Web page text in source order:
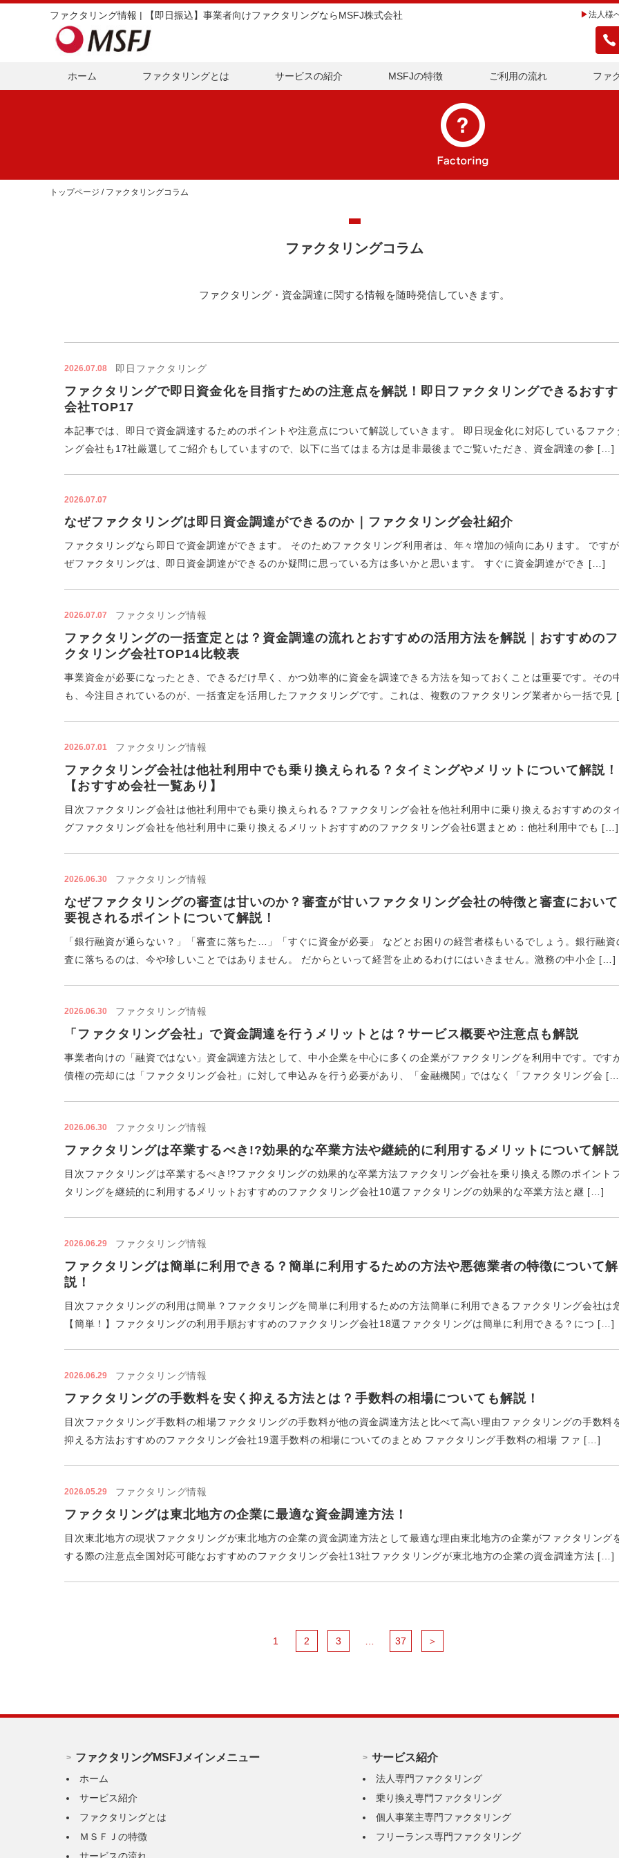
ファクタリング情報 | 【即日振込】事業者向けファクタリングならMSFJ株式会社 法人様
ホーム ファクタリングとは サービスの紹介 MSFJの特徴 ご利用の流れ ファ
トップページ / ファクタリングコラム
ファクタリングコラム
ファクタリング・資金調達に関する情報を随時発信していきます。
2026.07.08 即日ファクタリング
ファクタリングで即日資金化を目指すための注意点を解説！即日ファクタリングできるおす
会社TOP17
本記事では、即日で資金調達するためのポイントや注意点について解説していきます。 即日現金化に対応しているファク
ング会社も17社厳選してご紹介もしていますので、以下に当てはまる方は是非最後までご覧いただき、資金調達の参 […]
2026.07.07
なぜファクタリングは即日資金調達ができるのか｜ファクタリング会社紹介
ファクタリングなら即日で資金調達ができます。 そのためファクタリング利用者は、年々増加の傾向にあります。 です
ぜファクタリングは、即日資金調達ができるのか疑問に思っている方は多いかと思います。 すぐに資金調達ができ […]
2026.07.07 ファクタリング情報
ファクタリングの一括査定とは？資金調達の流れとおすすめの活用方法を解説｜おすすめの
クタリング会社TOP14比較表
事業資金が必要になったとき、できるだけ早く、かつ効率的に資金を調達できる方法を知っておくことは重要です。その
も、今注目されているのが、一括査定を活用したファクタリングです。これは、複数のファクタリング業者から一括で
2026.07.01 ファクタリング情報
ファクタリング会社は他社利用中でも乗り換えられる？タイミングやメリットについて解説！
【おすすめ会社一覧あり】
目次ファクタリング会社は他社利用中でも乗り換えられる？ファクタリング会社を他社利用中に乗り換えるおすすめのタ
グファクタリング会社を他社利用中に乗り換えるメリットおすすめのファクタリング会社6選まとめ：他社利用中でも […]
2026.06.30 ファクタリング情報
なぜファクタリングの審査は甘いのか？審査が甘いファクタリング会社の特徴と審査におい
要視されるポイントについて解説！
「銀行融資が通らない？」「審査に落ちた…」「すぐに資金が必要」 などとお困りの経営者様もいるでしょう。銀行融資
査に落ちるのは、今や珍しいことではありません。 だからといって経営を止めるわけにはいきません。激務の中小企 […]
2026.06.30 ファクタリング情報
「ファクタリング会社」で資金調達を行うメリットとは？サービス概要や注意点も解説
事業者向けの「融資ではない」資金調達方法として、中小企業を中心に多くの企業がファクタリングを利用中です。です
債権の売却には「ファクタリング会社」に対して申込みを行う必要があり、「金融機関」ではなく「ファクタリング会
2026.06.30 ファクタリング情報
ファクタリングは卒業するべき!?効果的な卒業方法や継続的に利用するメリットについて解説
目次ファクタリングは卒業するべき!?ファクタリングの効果的な卒業方法ファクタリング会社を乗り換える際のポイント
タリングを継続的に利用するメリットおすすめのファクタリング会社10選ファクタリングの効果的な卒業方法と継 […]
2026.06.29 ファクタリング情報
ファクタリングは簡単に利用できる？簡単に利用するための方法や悪徳業者の特徴について解
説！
目次ファクタリングの利用は簡単？ファクタリングを簡単に利用するための方法簡単に利用できるファクタリング会社は
【簡単！】ファクタリングの利用手順おすすめのファクタリング会社18選ファクタリングは簡単に利用できる？につ […]
2026.06.29 ファクタリング情報
ファクタリングの手数料を安く抑える方法とは？手数料の相場についても解説！
目次ファクタリング手数料の相場ファクタリングの手数料が他の資金調達方法と比べて高い理由ファクタリングの手数料
抑える方法おすすめのファクタリング会社19選手数料の相場についてのまとめ ファクタリング手数料の相場 ファ […]
2026.05.29 ファクタリング情報
ファクタリングは東北地方の企業に最適な資金調達方法！
目次東北地方の現状ファクタリングが東北地方の企業の資金調達方法として最適な理由東北地方の企業がファクタリング
する際の注意点全国対応可能なおすすめのファクタリング会社13社ファクタリングが東北地方の企業の資金調達方法 […]
1 2 3 37 ＞
ファクタリングMSFJメインメニュー
ホーム
サービス紹介
ファクタリングとは
ＭＳＦＪの特徴
サービス紹介
法人専門ファクタリング
乗り換え専門ファクタリング
個人事業主専門ファクタリング
フリーランス専門ファクタリング